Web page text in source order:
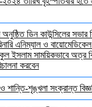
ডিন কাউন্সিলের সভার
এনিম্যাল ও
ইসলাম সাময়িকভাবে অত্র
করবেন
ও শান্তি-শৃঙ্খলা সংক্রান্ত